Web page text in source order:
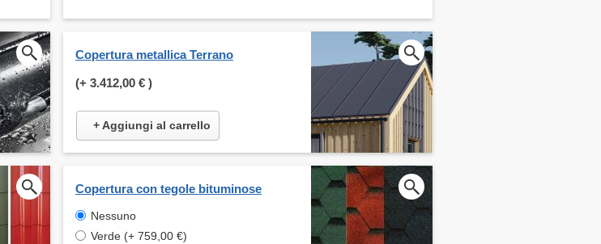
Copertura metallica Terrano
(+ 3.412,00 € )
+ Aggiungi al carrello
Copertura con tegole bituminose
Nessuno
Verde (+ 759,00 €)